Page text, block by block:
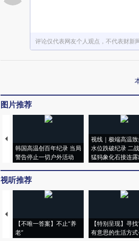
评论仅代表网友个人观点，不代表财新
图片推荐
韩国高温创百年纪录 当局
警告停止一切户外活动
视线｜极端高温
水位跌破纪录 二
猛犸象化石接连露
视听推荐
【不唯一答案】不止“养
老”
【特别呈现】寻
有意思的生活方式